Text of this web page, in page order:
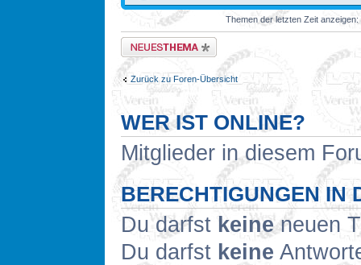
Themen der letzten Zeit anzeigen:
Neues Thema erstellen
Zurück zu Foren-Übersicht
WER IST ONLINE?
Mitglieder in diesem
BERECHTIGUNGEN IN
Du darfst keineneuen
Du darfst keine